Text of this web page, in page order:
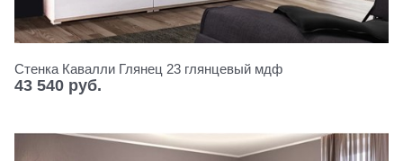
Стенка Кавалли Глянец 23 глянцевый мдф
43 540 руб.